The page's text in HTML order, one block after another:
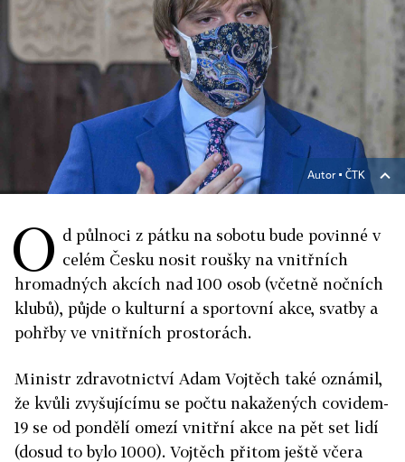
Autor ▪ ČTK
O d půlnoci z pátku na sobotu bude povinné v
celém Česku nosit roušky na vnitřních
hromadných akcích nad 100 osob (včetně nočních
klubů), půjde o kulturní a sportovní akce, svatby a
pohřby ve vnitřních prostorách.
Ministr zdravotnictví Adam Vojtěch také oznámil,
že kvůli zvyšujícímu se počtu nakažených covidem-
19 se od pondělí omezí vnitřní akce na pět set lidí
(dosud to bylo 1000). Vojtěch přitom ještě včera